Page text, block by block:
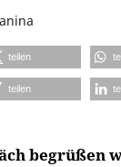
teilen
teilen
begrüßen